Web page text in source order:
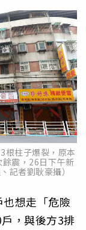
根柱子爆裂，原本
震，26日下午新
記者劉耿豪攝）
想走「危險
，與後方3排